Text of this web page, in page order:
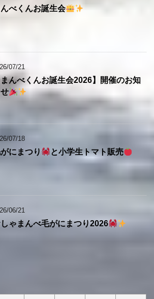
んべくんお誕生会
07/21
んべくんお誕生会2026】開催のお知
07/18
にまつり と小学生トマト販売
06/21
ゃまんべ毛がにまつり2026